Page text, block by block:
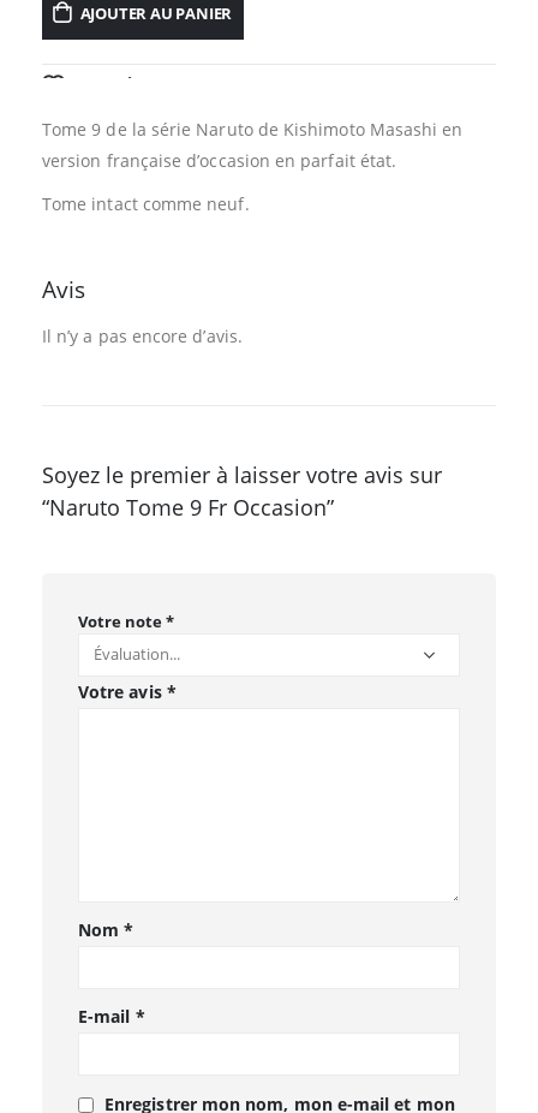
AJOUTER AU PANIER
AJOUTER À LA LISTE D’ENVIES
Tome 9 de la série Naruto de Kishimoto Masashi en
version française d’occasion en parfait état.
Tome intact comme neuf.
Avis
Il n’y a pas encore d’avis.
Soyez le premier à laisser votre avis sur
“Naruto Tome 9 Fr Occasion”
Votre note*
Votre avis *
Nom*
E-mail *
Enregistrer mon nom, mon e-mail et mon